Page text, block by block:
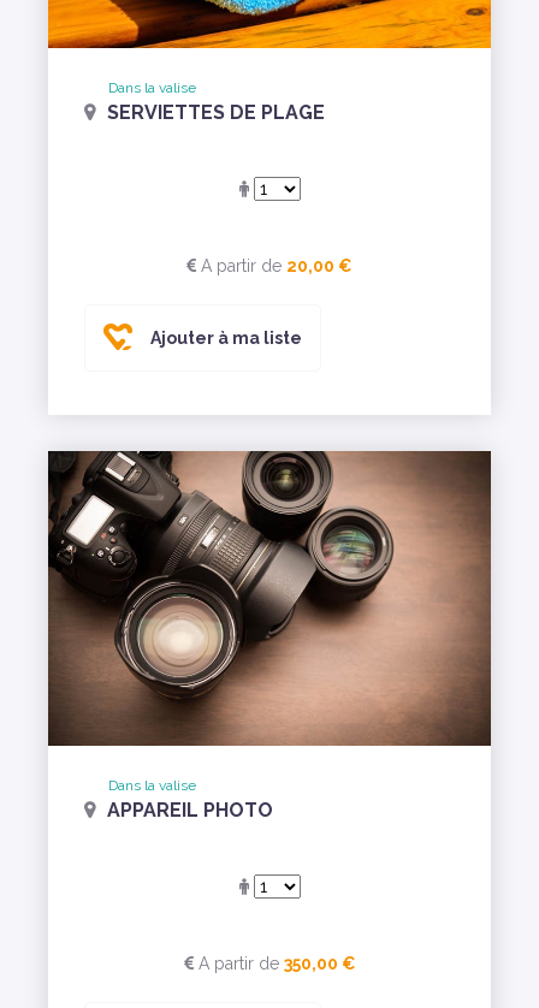
Dans la valise
SERVIETTES DE PLAGE
A partir de 20,00 €
Ajouter à ma liste
Dans la valise
APPAREIL PHOTO
A partir de 350,00 €